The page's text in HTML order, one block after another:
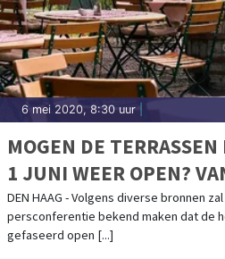
6 mei 2020, 8:30 uur
MOGEN DE
1 JUNI WEER OPEN?
WE MEER
DEN HAAG - Volgens diverse bronnen
persconferentie bekend maken dat de
gefaseerd open [...]